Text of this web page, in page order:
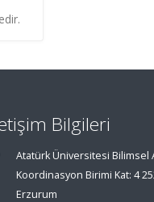
Bilgileri
Atatürk Üniversitesi Bilimsel
Koordinasyon Birimi Kat: 4
Erzurum